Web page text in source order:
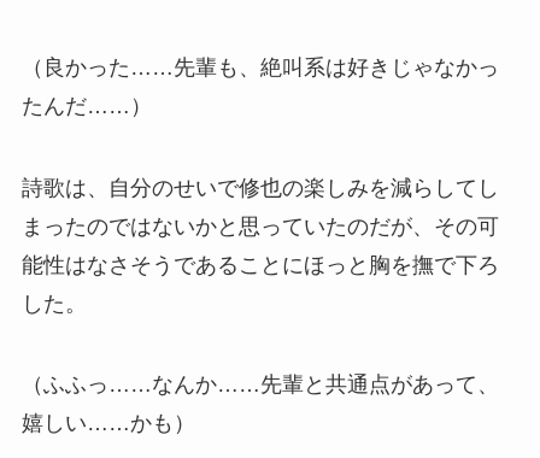
（良かった……先輩も、絶叫系は好きじゃなかっ
たんだ……）
詩歌は、自分のせいで修也の楽しみを減らしてし
まったのではないかと思っていたのだが、その可
能性はなさそうであることにほっと胸を撫で下ろ
した。
（ふふっ……なんか……先輩と共通点があって、
嬉しい……かも）